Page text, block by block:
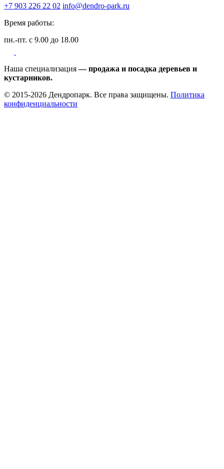
+7 903 226 22 02 info@dendro-park.ru
Время работы:
пн.-пт. с 9.00 до 18.00
Наша специализация— продажа и посадка деревьев и
кустарников.
© 2015-2026 Дендропарк. Все права защищены. Политика
конфиденциальности